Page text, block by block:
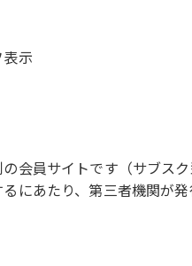
表示
会員サイトです（サブスク
にあたり、第三者機関が